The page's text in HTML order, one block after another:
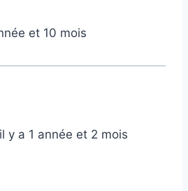
et 10 mois
y a 1 année et 2 mois